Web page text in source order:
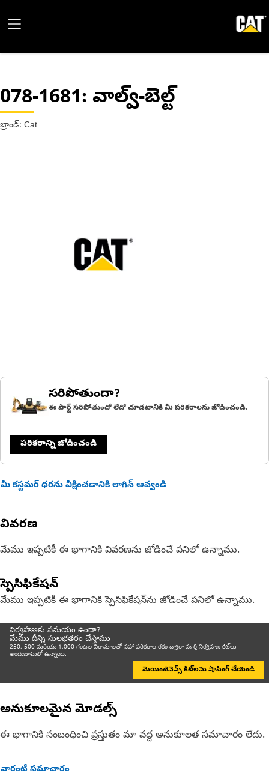
078-1681: వాల్వ్-బెల్ట్
బ్రాండ్: Cat
సరిపోతుందా?
ఈ పార్ట్ సరిపోతుందో లేదో చూడటానికి మీ పరికరాలను జోడించండి.
పరికరాన్ని జోడించండి
మీ కస్టమర్ ధరను వీక్షించడానికి లాగిన్ అవ్వండి
వివరణ
మేము ఇప్పటికీ ఈ భాగానికి వివరణను జోడించే పనిలో ఉన్నాము.
స్పెసిఫికేషన్
మేము ఇప్పటికీ ఈ భాగానికి స్పెసిఫికేషన్‌ను జోడించే పనిలో ఉన్నాము.
నిర్వహణకు సమయం ఉందా?
మేము దీన్ని సులభతరం చేస్తాము
250, 500 మరియు 1,000-గంటల విరామాలతో సహా పరికరాల రకం ద్వారా పూర్తి నిర్వహణ కిట్‌లు
అందుబాటులో ఉన్నాయి.
మెయింటెనెన్స్ కిట్‌లను షాపింగ్ చేయండి
అనుకూలమైన మోడల్స్
ఈ భాగానికి సంబంధించి ప్రస్తుతం మా వద్ద అనుకూలత సమాచారం లేదు.
వారంటీ సమాచారం